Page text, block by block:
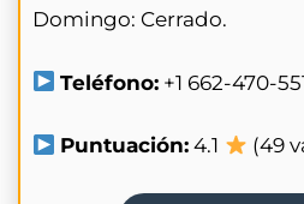
Domingo: Cerrado.
Teléfono: +1 662-470-
Puntuación: 4.1 (49